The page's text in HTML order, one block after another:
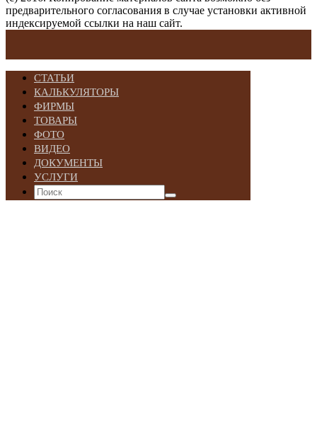
предварительного согласования в случае установки активной
индексируемой ссылки на наш сайт.
СТАТЬИ
КАЛЬКУЛЯТОРЫ
ФИРМЫ
ТОВАРЫ
ФОТО
ВИДЕО
ДОКУМЕНТЫ
УСЛУГИ